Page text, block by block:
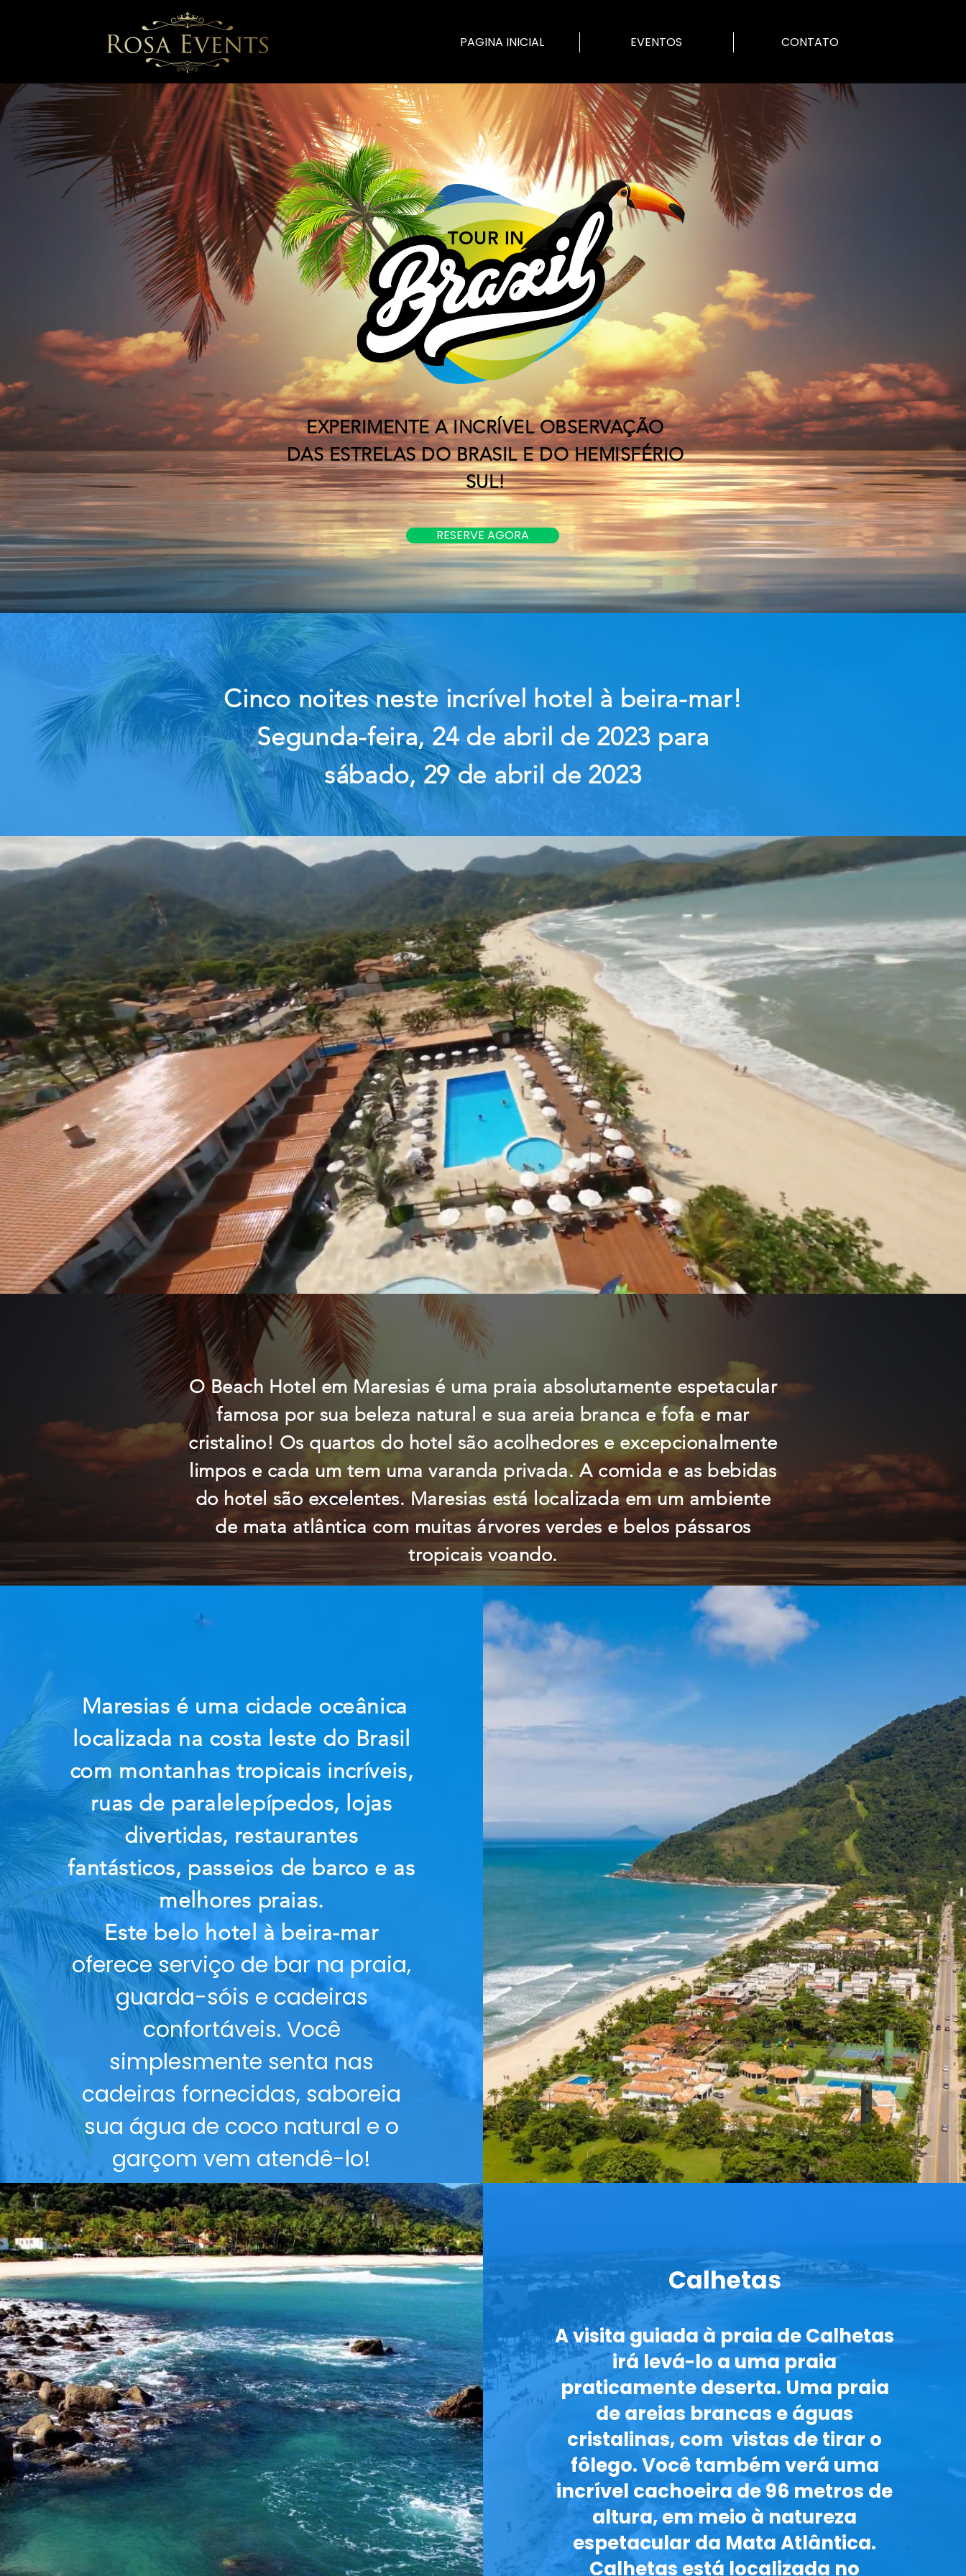
PAGINA INICIAL EVENTOS CONTATO
TOUR IN
EXPERIMENTE A INCRÍVEL OBSERVAÇÃO
DAS ESTRELAS DO BRASIL E DO HEMISFÉRIO
SUL!
RESERVE AGORA
Cinco noites neste incrível hotel à beira-mar!
Segunda-feira, 24 de abril de 2023 para
sábado, 29 de abril de 2023
O Beach Hotel em Maresias é uma praia absolutamente espetacular
famosa por sua beleza natural e sua areia branca e fofa e mar
cristalino! Os quartos do hotel são acolhedores e excepcionalmente
limpos e cada um tem uma varanda privada. A comida e as bebidas
do hotel são excelentes. Maresias está localizada em um ambiente
de mata atlântica com muitas árvores verdes e belos pássaros
tropicais voando.
Maresias é uma cidade oceânica
localizada na costa leste do Brasil
com montanhas tropicais incríveis,
ruas de paralelepípedos, lojas
divertidas, restaurantes
fantásticos, passeios de barco e as
melhores praias.
Este belo hotel à beira-mar
oferece serviço de bar na praia,
guarda-sóis e cadeiras
confortáveis. Você
simplesmente senta nas
cadeiras fornecidas, saboreia
sua água de coco natural e o
garçom vem atendê-lo!
Calhetas
A visita guiada à praia de Calhetas
irá levá-lo a uma praia
praticamente deserta. Uma praia
de areias brancas e águas
cristalinas, com vistas de tirar o
fôlego. Você também verá uma
incrível cachoeira de 96 metros de
altura, em meio à natureza
espetacular da Mata Atlântica.
Calhetas está localizada no